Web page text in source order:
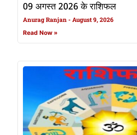
09 अगस्त 2026 के राशिफल
Anurag Ranjan August 9, 2026
Read Now »